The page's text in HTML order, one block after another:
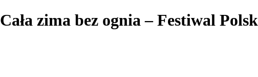
Cała zima bez ognia – Festiwal